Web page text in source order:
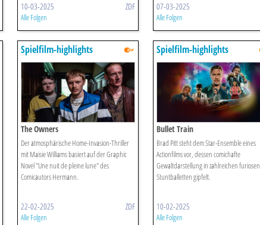
10-03-2025 ZDF
Alle Folgen
07-03-2025
Alle Folgen
Spielfilm-highlights
The Owners
Der atmosphärische Home-Invasion-Thriller
mit Maisie Williams basiert auf der Graphic
Novel "Une nuit de pleine lune" des
Comicautors Hermann.
22-02-2025 ZDF
Alle Folgen
Spielfilm-highlights
Bullet Train
Brad Pitt steht dem Star-Ensemble eines
Actionfilms vor, dessen comichafte
Gewaltdarstellung in zahlreichen furiosen
Stuntballetten gipfelt.
10-02-2025
Alle Folgen